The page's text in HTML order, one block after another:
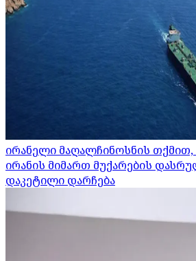
ირანელი მაღალჩინოსნის
ირანის მიმართ მუქარების
დაკეტილი დარჩება